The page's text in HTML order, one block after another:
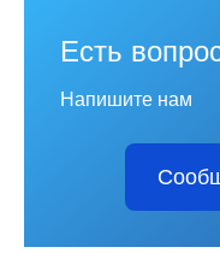
Есть
Напишите нам